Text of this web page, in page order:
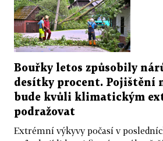
Bouřky letos způsobily
desítky procent. Pojištění
bude kvůli klimatickým
podražovat
Extrémní výkyvy počasí v